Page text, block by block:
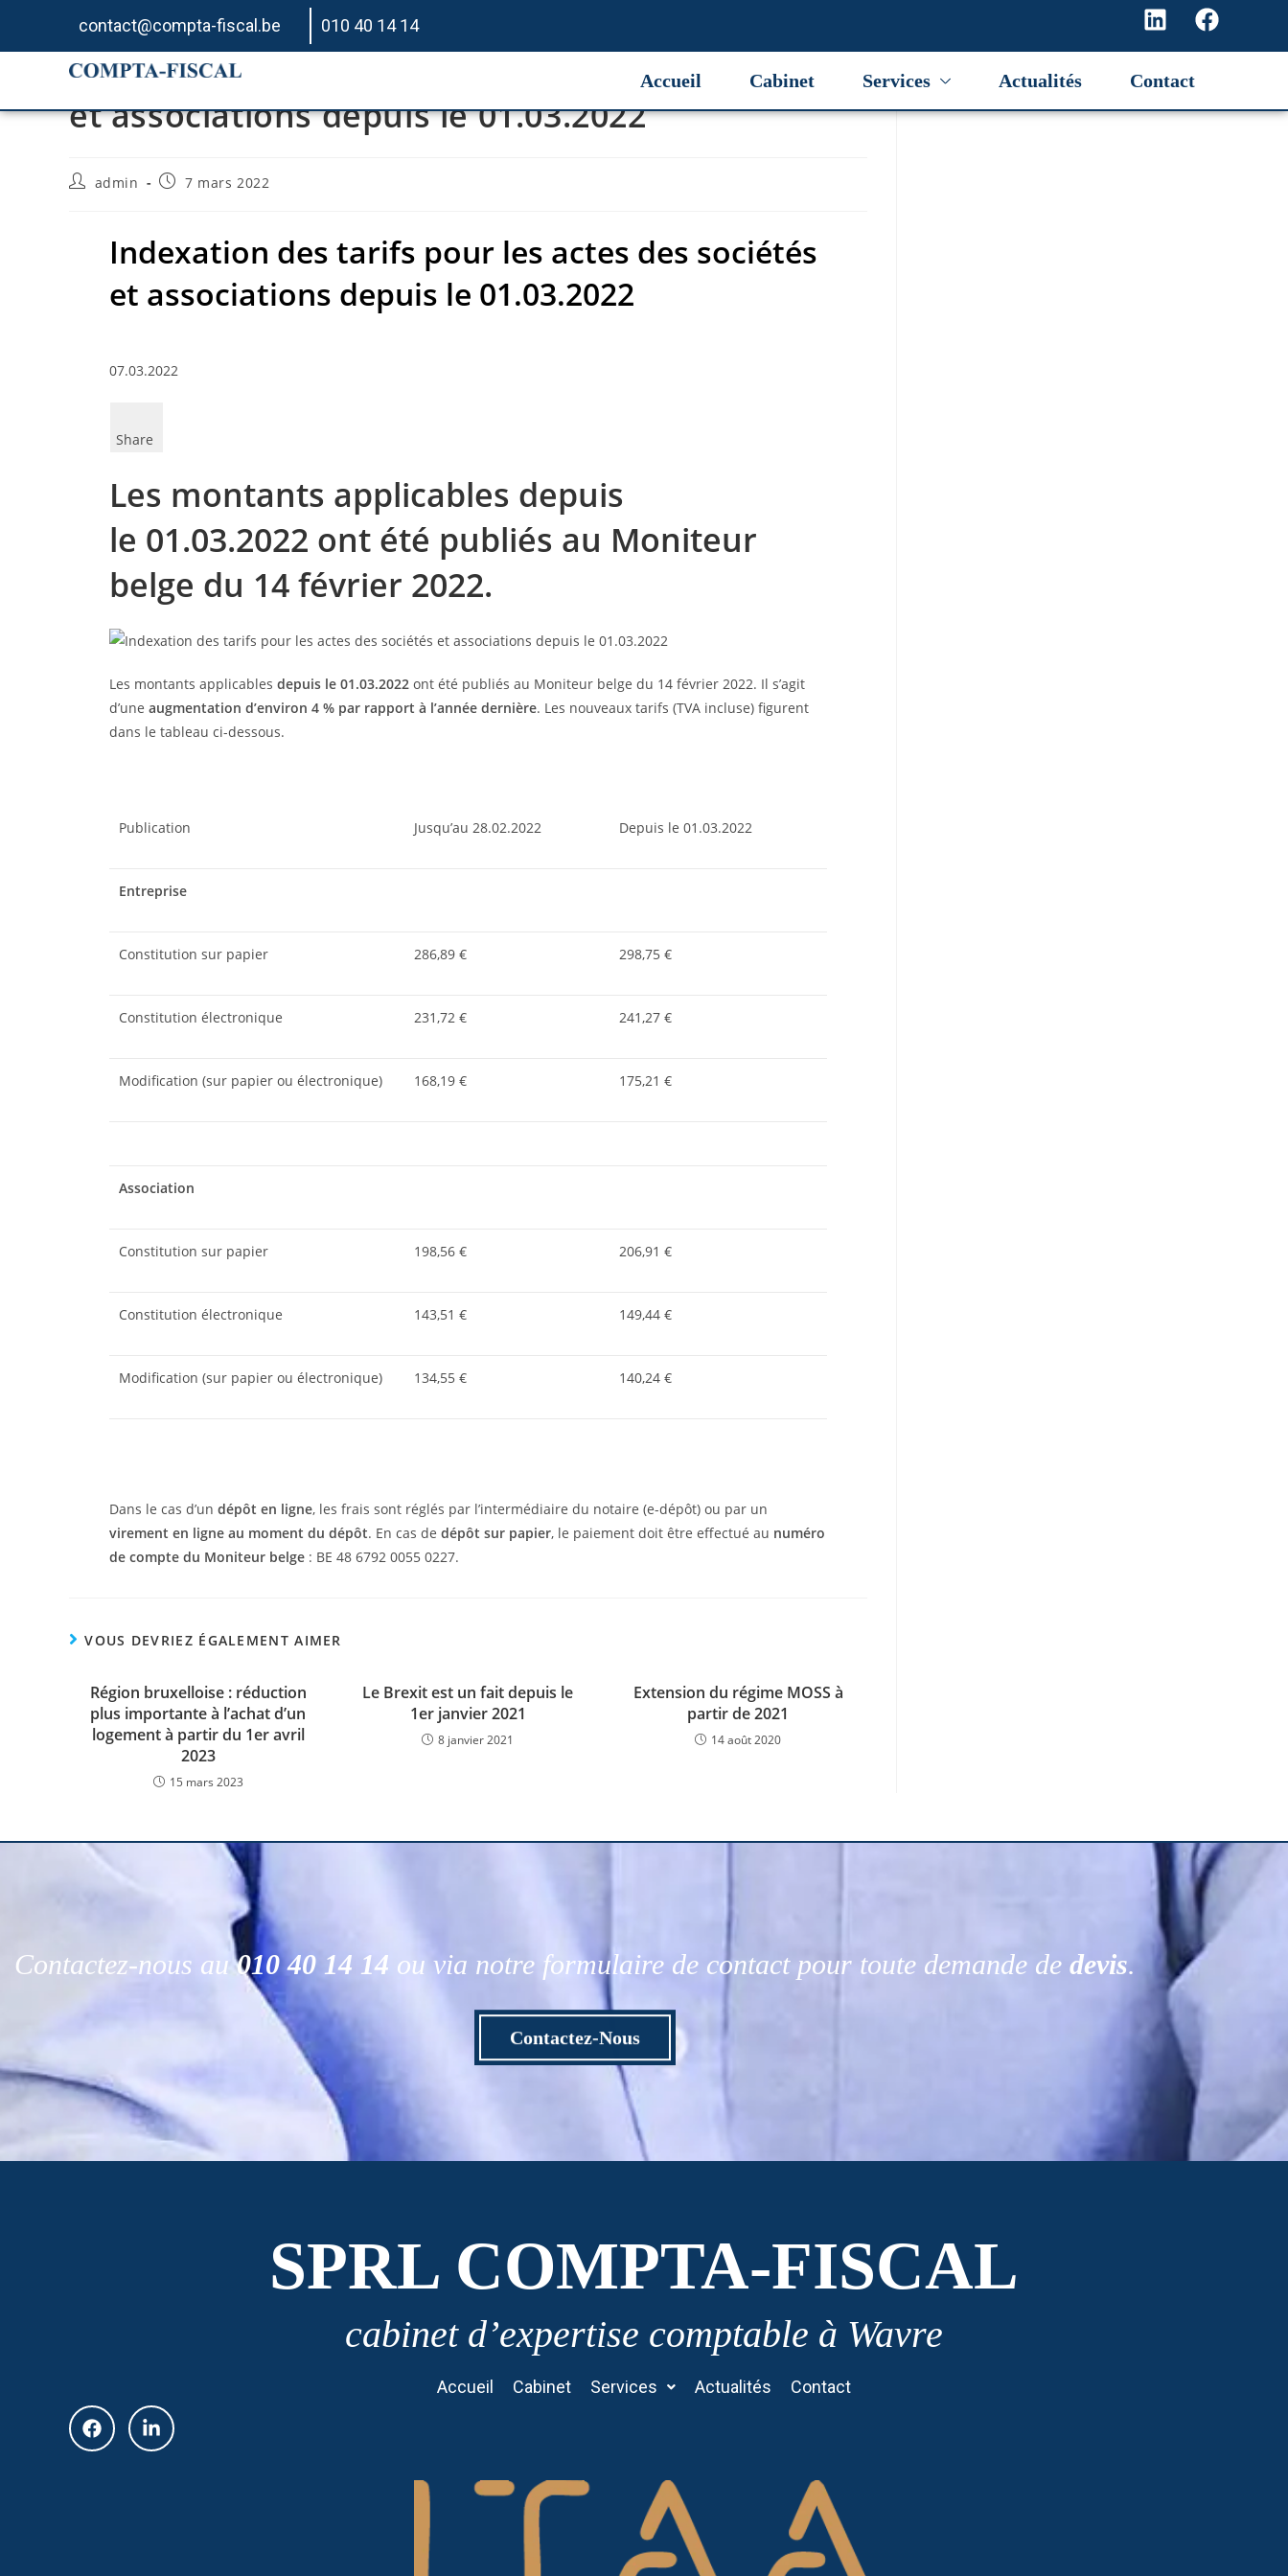
contact@compta-fiscal.be 010 40 14 14
Accueil Cabinet Services Actualités Contact
Indexation des tarifs pour les actes des sociétés
et associations depuis le 01.03.2022
admin 7 mars 2022
Indexation des tarifs pour les actes des sociétés
et associations depuis le 01.03.2022
07.03.2022
Share
Les montants applicables depuis
le 01.03.2022 ont été publiés au Moniteur
belge du 14 février 2022.
Les montants applicables depuis le 01.03.2022ont été publiés au Moniteur belge du 14 février 2022. Il s’agit
d’une augmentation d’environ 4 % par rapport à l’année dernière. Les nouveaux tarifs (TVA incluse) figurent
dans le tableau ci-dessous.
Publication Jusqu’au 28.02.2022 Depuis le 01.03.2022
Entreprise
Constitution sur papier 286,89 € 298,75 €
Constitution électronique 231,72 € 241,27 €
Modification (sur papier ou électronique) 168,19 € 175,21 €
Association
Constitution sur papier 198,56 € 206,91 €
Constitution électronique 143,51 € 149,44 €
Modification (sur papier ou électronique) 134,55 € 140,24 €
Dans le cas d’un dépôt en ligne, les frais sont réglés par l’intermédiaire du notaire (e-dépôt) ou par un
virement en ligne au moment du dépôt. En cas de dépôt sur papier, le paiement doit être effectué au numéro
de compte du Moniteur belge: BE 48 6792 0055 0227.
VOUS DEVRIEZ ÉGALEMENT AIMER
Région bruxelloise : réduction
plus importante à l’achat d’un
logement à partir du 1er avril
2023
15 mars 2023
Le Brexit est un fait depuis le
1er janvier 2021
8 janvier 2021
Extension du régime MOSS à
partir de 2021
14 août 2020
Contactez-nous au010 40 14 14 ou via notre formulaire de contact pour toute demande de devis.
Contactez-Nous
SPRL COMPTA-FISCAL
cabinet d’expertise comptable à Wavre
Accueil Cabinet Services Actualités Contact